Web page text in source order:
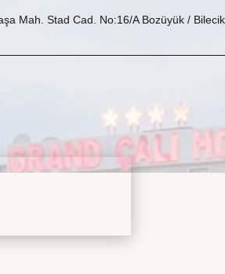
Mah. Stad Cad. No:16/A Bozüyük / Bilecik